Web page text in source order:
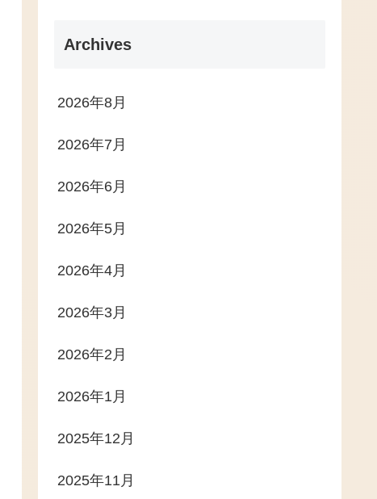
Archives
2026年8月
2026年7月
2026年6月
2026年5月
2026年4月
2026年3月
2026年2月
2026年1月
2025年12月
2025年11月